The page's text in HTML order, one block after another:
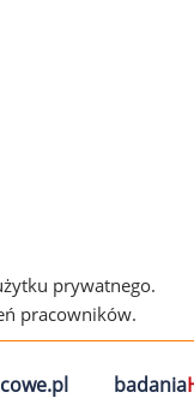
prywatnego.
pracowników.
badania